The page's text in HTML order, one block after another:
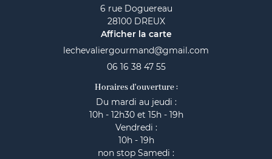
6 rue Doguereau
28100 DREUX
Afficher la carte
06 16 38 47 55
Horaires d'ouverture :
Du mardi au jeudi :
10h - 12h30 et 15h - 19h
Vendredi :
10h - 19h
non stop Samedi :